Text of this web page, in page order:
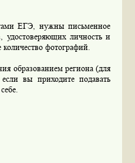
ЕГЭ, нужны письменное
удостоверяющих личность и
фотографий.
образованием региона (для
вы приходите подавать